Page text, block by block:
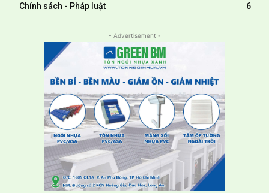
Chính sách - Pháp luật
6
- Advertisement -